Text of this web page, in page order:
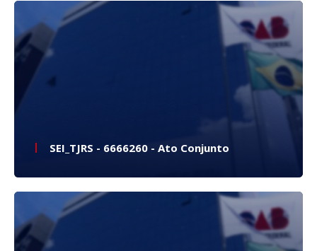
SEI_TJRS - 6666260 - Ato Conjunto